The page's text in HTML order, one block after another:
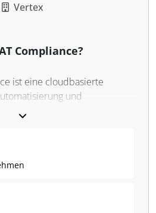
Vertex
Compliance?
ist eine cloudbasierte
und
bietet eine zentrale
von
zu gesetzlichen Änderungen